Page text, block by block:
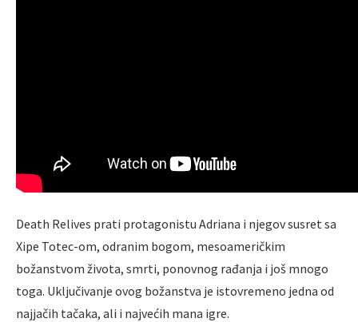
Death Relives prati protagonistu Adriana i njegov susret sa
Xipe Totec-om, odranim bogom, mesoameričkim
božanstvom života, smrti, ponovnog rađanja i još mnogo
toga. Uključivanje ovog božanstva je istovremeno jedna od
najjačih tačaka, ali i najvećih mana igre.